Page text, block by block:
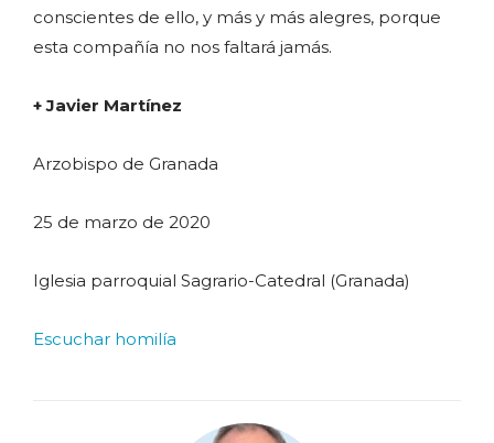
conscientes de ello, y más y más alegres, porque
esta compañía no nos faltará jamás.
+ Javier Martínez
Arzobispo de Granada
25 de marzo de 2020
Iglesia parroquial Sagrario-Catedral (Granada)
Escuchar homilía